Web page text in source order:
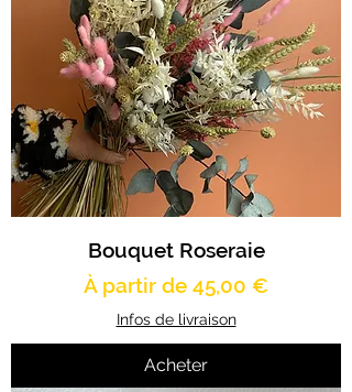
Bouquet Roseraie
À partir de 45,00 €
Prix promotionnel
Infos de livraison
Acheter